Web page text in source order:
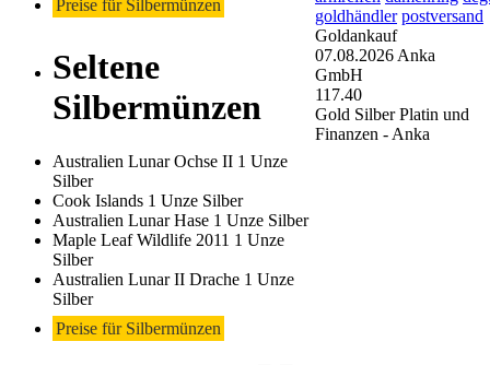
Preise für Silbermünzen
Seltene
Silbermünzen
Australien Lunar Ochse II 1 Unze
Silber
Cook Islands 1 Unze Silber
Australien Lunar Hase 1 Unze Silber
Maple Leaf Wildlife 2011 1 Unze
Silber
Australien Lunar II Drache 1 Unze
Silber
Preise für Silbermünzen
goldhändler postversand
Goldankauf
07.08.2026 Anka
GmbH
117.40
Gold Silber Platin und
Finanzen - Anka